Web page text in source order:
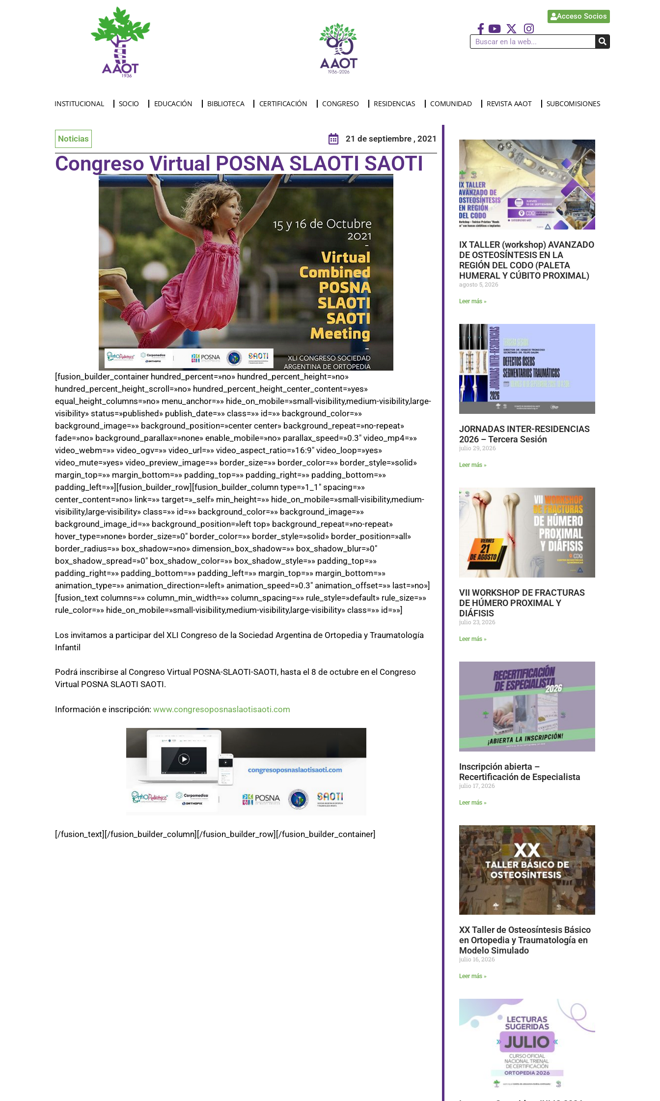
Acceso Socios
INSTITUCIONAL SOCIO EDUCACIÓN BIBLIOTECA CERTIFICACIÓN CONGRESO RESIDENCIAS COMUNIDAD REVISTA AAOT SUBCOMISIONES
Noticias 21 de septiembre , 2021
Congreso Virtual POSNA SLAOTI SAOTI
[fusion_builder_container hundred_percent=»no» hundred_percent_height=»no»
hundred_percent_height_scroll=»no» hundred_percent_height_center_content=»yes»
equal_height_columns=»no» menu_anchor=»» hide_on_mobile=»small-visibility,medium-visibility,large-
visibility» status=»published» publish_date=»» class=»» id=»» background_color=»»
background_image=»» background_position=»center center» background_repeat=»no-repeat»
fade=»no» background_parallax=»none» enable_mobile=»no» parallax_speed=»0.3″ video_mp4=»»
video_webm=»» video_ogv=»» video_url=»» video_aspect_ratio=»16:9″ video_loop=»yes»
video_mute=»yes» video_preview_image=»» border_size=»» border_color=»» border_style=»solid»
margin_top=»» margin_bottom=»» padding_top=»» padding_right=»» padding_bottom=»»
padding_left=»»][fusion_builder_row][fusion_builder_column type=»1_1″ spacing=»»
center_content=»no» link=»» target=»_self» min_height=»» hide_on_mobile=»small-visibility,medium-
visibility,large-visibility» class=»» id=»» background_color=»» background_image=»»
background_image_id=»» background_position=»left top» background_repeat=»no-repeat»
hover_type=»none» border_size=»0″ border_color=»» border_style=»solid» border_position=»all»
border_radius=»» box_shadow=»no» dimension_box_shadow=»» box_shadow_blur=»0″
box_shadow_spread=»0″ box_shadow_color=»» box_shadow_style=»» padding_top=»»
padding_right=»» padding_bottom=»» padding_left=»» margin_top=»» margin_bottom=»»
animation_type=»» animation_direction=»left» animation_speed=»0.3″ animation_offset=»» last=»no»]
[fusion_text columns=»» column_min_width=»» column_spacing=»» rule_style=»default» rule_size=»»
rule_color=»» hide_on_mobile=»small-visibility,medium-visibility,large-visibility» class=»» id=»»]
Los invitamos a participar del XLI Congreso de la Sociedad Argentina de Ortopedia y Traumatología
Infantil
Podrá inscribirse al Congreso Virtual POSNA-SLAOTI-SAOTI, hasta el 8 de octubre en el Congreso
Virtual POSNA SLAOTI SAOTI.
Información e inscripción: www.congresoposnaslaotisaoti.com
[/fusion_text][/fusion_builder_column][/fusion_builder_row][/fusion_builder_container]
IX TALLER (workshop) AVANZADO
DE OSTEOSÍNTESIS EN LA
REGIÓN DEL CODO (PALETA
HUMERAL Y CÚBITO PROXIMAL)
agosto 5, 2026
Leer más »
JORNADAS INTER-RESIDENCIAS
2026 – Tercera Sesión
julio 29, 2026
Leer más »
VII WORKSHOP DE FRACTURAS
DE HÚMERO PROXIMAL Y
DIÁFISIS
julio 23, 2026
Leer más »
Inscripción abierta –
Recertificación de Especialista
julio 17, 2026
Leer más »
XX Taller de Osteosíntesis Básico
en Ortopedia y Traumatología en
Modelo Simulado
julio 16, 2026
Leer más »